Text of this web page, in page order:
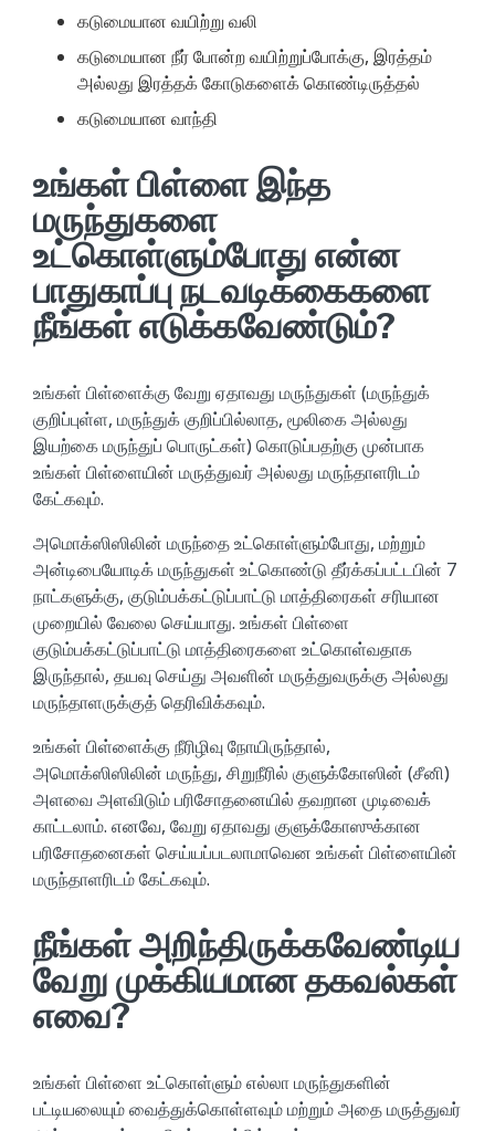
கடுமையான வயிற்று வலி
கடுமையான நீர் போன்ற வயிற்றுப்போக்கு, இரத்தம்
அல்லது இரத்தக் கோடுகளைக் கொண்டிருத்தல்
கடுமையான வாந்தி
உங்கள் பிள்ளை இந்த
மருந்துகளை
உட்கொள்ளும்போது என்ன
பாதுகாப்பு நடவடிக்கைகளை
நீங்கள் எடுக்கவேண்டும்?
உங்கள் பிள்ளைக்கு வேறு ஏதாவது மருந்துகள் (மருந்துக்
குறிப்புள்ள, மருந்துக் குறிப்பில்லாத, மூலிகை அல்லது
இயற்கை மருந்துப் பொருட்கள்) கொடுப்பதற்கு முன்பாக
உங்கள் பிள்ளையின் மருத்துவர் அல்லது மருந்தாளரிடம்
கேட்கவும்.
அமொக்ஸிஸிலின் மருந்தை உட்கொள்ளும்போது, மற்றும்
அன்டிபையோடிக் மருந்துகள் உட்கொண்டு தீர்க்கப்பட்டபின் 7
நாட்களுக்கு, குடும்பக்கட்டுப்பாட்டு மாத்திரைகள் சரியான
முறையில் வேலை செய்யாது. உங்கள் பிள்ளை
குடும்பக்கட்டுப்பாட்டு மாத்திரைகளை உட்கொள்வதாக
இருந்தால், தயவு செய்து அவளின் மருத்துவருக்கு அல்லது
மருந்தாளருக்குத் தெரிவிக்கவும்.
உங்கள் பிள்ளைக்கு நீரிழிவு நோயிருந்தால்,
அமொக்ஸிஸிலின் மருந்து, சிறுநீரில் குளுக்கோஸின் (சீனி)
அளவை அளவிடும் பரிசோதனையில் தவறான முடிவைக்
காட்டலாம். எனவே, வேறு ஏதாவது குளுக்கோஸுக்கான
பரிசோதனைகள் செய்யப்படலாமாவென உங்கள் பிள்ளையின்
மருந்தாளரிடம் கேட்கவும்.
நீங்கள் அறிந்திருக்கவேண்டிய
வேறு முக்கியமான தகவல்கள்
எவை?
உங்கள் பிள்ளை உட்கொள்ளும் எல்லா மருந்துகளின்
பட்டியலையும் வைத்துக்கொள்ளவும் மற்றும் அதை மருத்துவர்